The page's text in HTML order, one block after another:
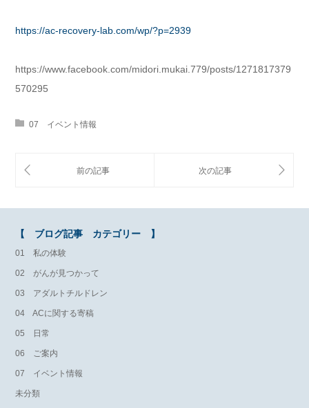
https://ac-recovery-lab.com/wp/?p=2939
https://www.facebook.com/midori.mukai.779/posts/1271817379
570295
07 イベント情報
【 ブログ記事 カテゴリー 】
01 私の体験
02 がんが見つかって
03 アダルトチルドレン
04 ACに関する寄稿
05 日常
06 ご案内
07 イベント情報
未分類